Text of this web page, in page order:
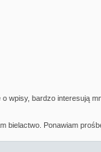
bardzo interesują
bielactwo. Ponawiam